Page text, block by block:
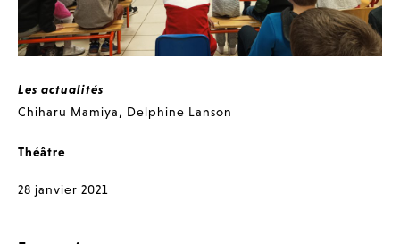
Les actualités
Chiharu Mamiya, Delphine Lanson
Théâtre
28 janvier 2021